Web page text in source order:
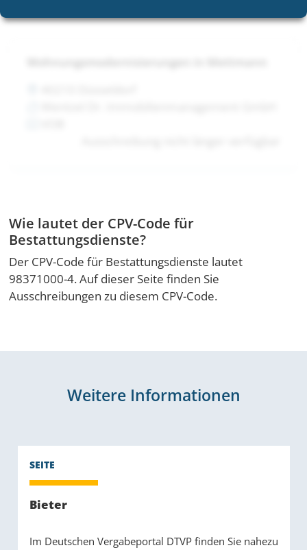
Wie lautet der CPV-Code für
Bestattungsdienste?
Der CPV-Code für Bestattungsdienste lautet
98371000-4. Auf dieser Seite finden Sie
Ausschreibungen zu diesem CPV-Code.
Weitere Informationen
Bieter
Im Deutschen Vergabeportal DTVP finden Sie nahezu